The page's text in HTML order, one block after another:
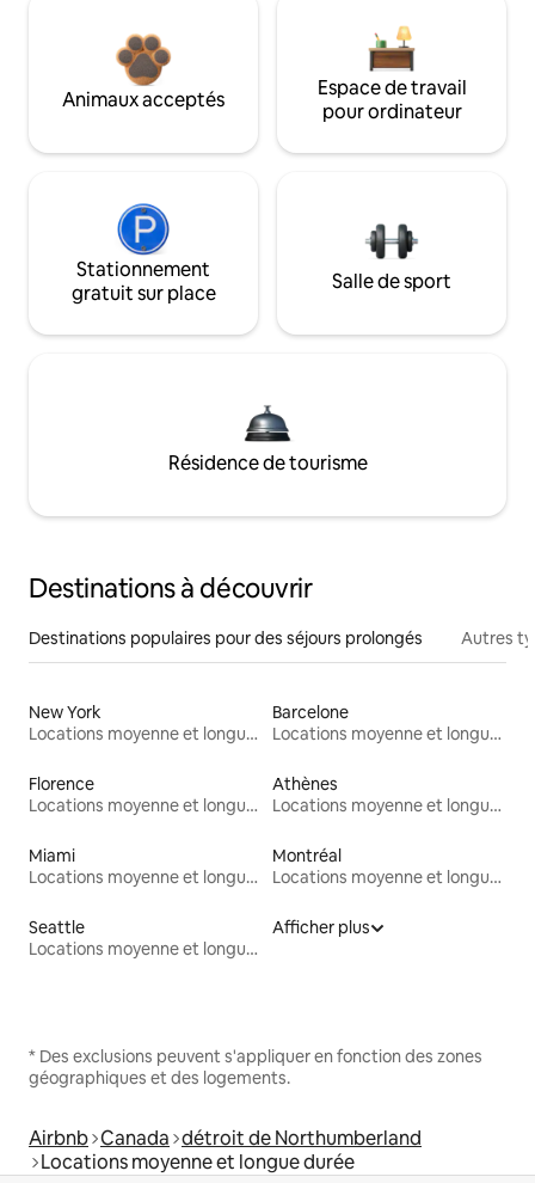
Animaux acceptés
Espace de travail
pour ordinateur
Stationnement
gratuit sur place
Salle de sport
Résidence de tourisme
Destinations à découvrir
Destinations populaires pour des séjours prolongés Autres
New York
Locations moyenne et longue durée
Barcelone
Locations moyenne et longue durée
Florence
Locations moyenne et longue durée
Athènes
Locations moyenne et longue durée
Miami
Locations moyenne et longue durée
Montréal
Locations moyenne et longue durée
Seattle
Locations moyenne et longue durée
Afficher plus
* Des exclusions peuvent s'appliquer en fonction des zones
géographiques et des logements.
Airbnb Canada détroit de Northumberland
Locations moyenne et longue durée